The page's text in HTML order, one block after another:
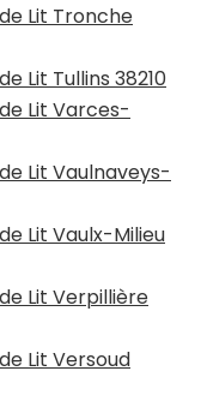
Lit Tronche
Lit Tullins 38210
Lit Varces-
Lit Vaulnaveys-
Lit Vaulx-Milieu
Lit Verpillière
Lit Versoud